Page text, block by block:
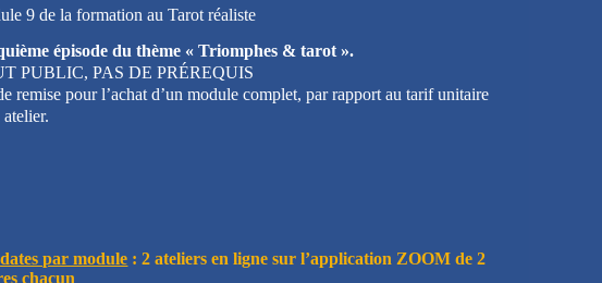
9 de la formation au Tarot réaliste
épisode du thème « Triomphes & tarot ».
PUBLIC, PAS DE PRÉREQUIS
remise pour l’achat d’un module complet, par rapport au tarif unitaire
atelier.
par module : 2 ateliers en ligne sur l’application ZOOM de 2
chacun